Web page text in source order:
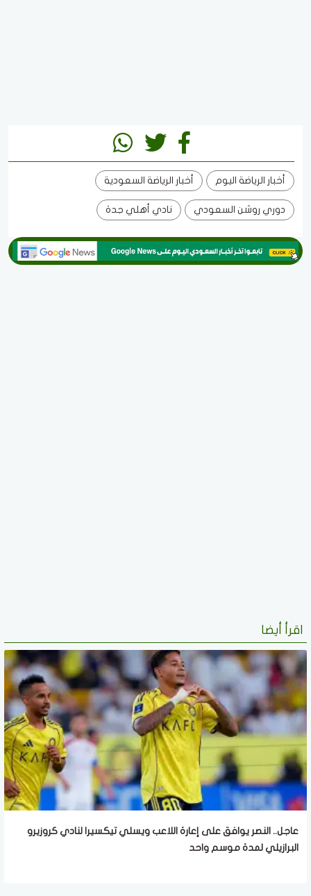
أخبار الرياضة اليوم أخبار الرياضة السعودية
دوري روشن السعودي نادي أهلي جدة
اقرأ أيضا
عاجل.. النصر يوافق على إعارة اللاعب ويسلي تيكسيرا لنادي كروزيرو
البرازيلي لمدة موسم واحد